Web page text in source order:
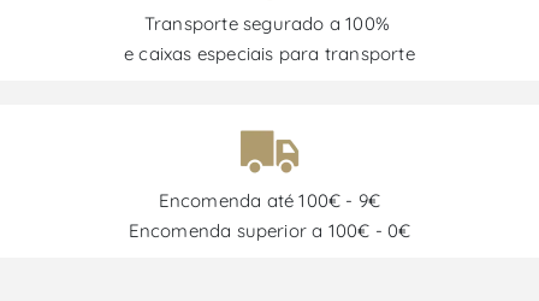
Transporte segurado a 100%
e caixas especiais para transporte
Encomenda até 100€ - 9€
Encomenda superior a 100€ - 0€